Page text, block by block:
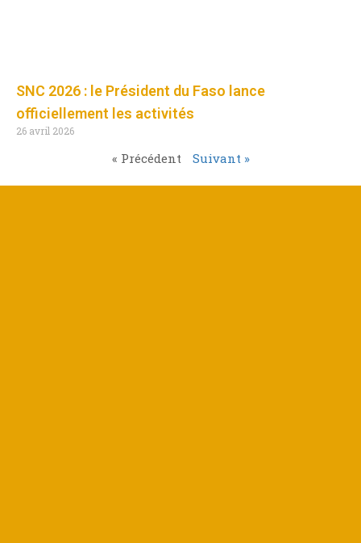
SNC 2026 : le Président du Faso lance
officiellement les activités
26 avril 2026
« Précédent Suivant »